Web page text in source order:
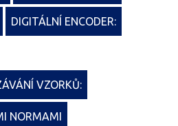
DIGITÁLNÍ ENCODER:
VZORKŮ:
NORMAMI